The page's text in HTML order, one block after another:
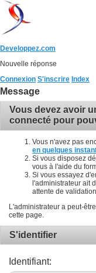
Developpez.com
Nouvelle réponse
Connexion S'inscrire Index
Message
Vous devez avoir
connecté pour
Vous n'avez pas
en quelques
Si vous disposez
vous à l'aide du
Si vous essayez
l'administrateur ait
attente de validation.
L'administrateur a peut-
cette page.
S'identifier
Identifiant: